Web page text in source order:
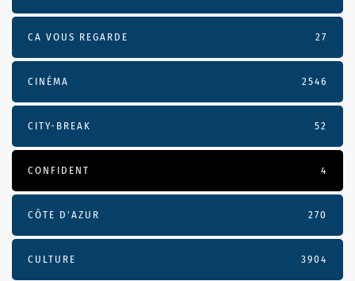
CA VOUS REGARDE 27
CINÉMA 2546
CITY-BREAK 52
CONFIDENT 4
CÔTE D’AZUR 270
CULTURE 3904